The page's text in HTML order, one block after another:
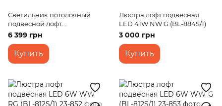
Светильник потолочный
подвесной лофт
светодиодный BL-889S/5
NW 72W NW G
6 399 грн
Купить
Люстра лофт подвесная
LED 41W NW G (BL-884S/1)
3 000 грн
Купить